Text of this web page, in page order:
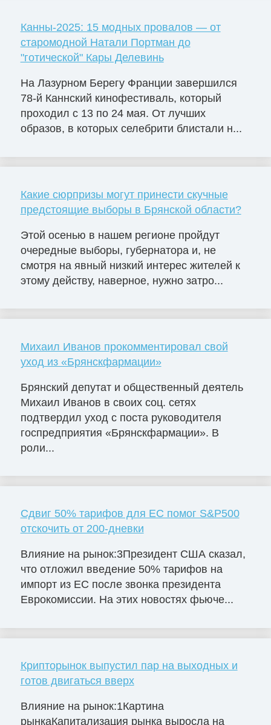
Канны-2025: 15 модных провалов — от
старомодной Натали Портман до
"готической" Кары Делевинь
На Лазурном Берегу Франции завершился
78-й Каннский кинофестиваль, который
проходил с 13 по 24 мая. От лучших
образов, в которых селебрити блистали н...
Какие сюрпризы могут принести скучные
предстоящие выборы в Брянской области?
Этой осенью в нашем регионе пройдут
очередные выборы, губернатора и, не
смотря на явный низкий интерес жителей к
этому действу, наверное, нужно затро...
Михаил Иванов прокомментировал свой
уход из «Брянскфармации»
Брянский депутат и общественный деятель
Михаил Иванов в своих соц. сетях
подтвердил уход с поста руководителя
госпредприятия «Брянскфармации». В
роли...
Сдвиг 50% тарифов для ЕС помог S&P500
отскочить от 200-дневки
Влияние на рынок:3Президент США сказал,
что отложил введение 50% тарифов на
импорт из ЕС после звонка президента
Еврокомиссии. На этих новостях фьюче...
Крипторынок выпустил пар на выходных и
готов двигаться вверх
Влияние на рынок:1Картина
рынкаКапитализация рынка выросла на